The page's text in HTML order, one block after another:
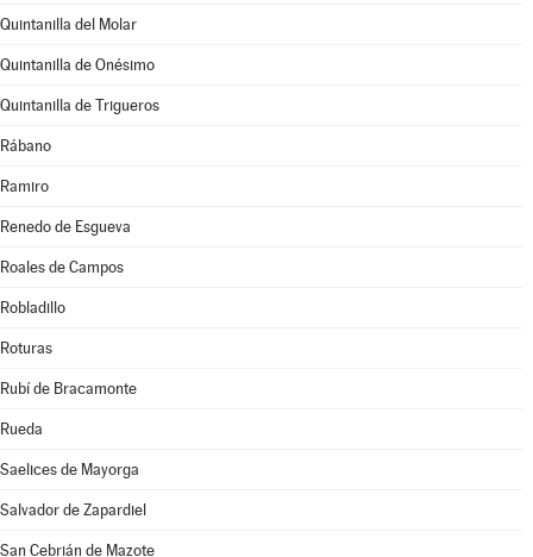
Quintanilla del Molar
Quintanilla de Onésimo
Quintanilla de Trigueros
Rábano
Ramiro
Renedo de Esgueva
Roales de Campos
Robladillo
Roturas
Rubí de Bracamonte
Rueda
Saelices de Mayorga
Salvador de Zapardiel
San Cebrián de Mazote